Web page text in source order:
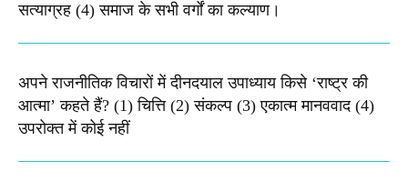
सत्याग्रह (4) समाज के सभी वर्गों का कल्याण।
अपने राजनीतिक विचारों में दीनदयाल उपाध्याय किसे ‘राष्ट्र की
आत्मा’ कहते हैं? (1) चित्ति (2) संकल्प (3) एकात्म मानववाद (4)
उपरोक्त में कोई नहीं